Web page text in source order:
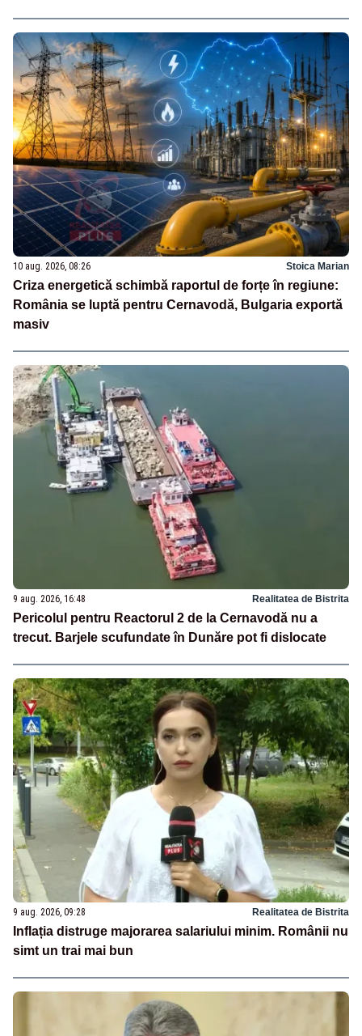
10 aug. 2026, 08:26 Stoica Marian
Criza energetică schimbă raportul de forțe în regiune:
România se luptă pentru Cernavodă, Bulgaria exportă
masiv
9 aug. 2026, 16:48 Realitatea de Bistrita
Pericolul pentru Reactorul 2 de la Cernavodă nu a
trecut. Barjele scufundate în Dunăre pot fi dislocate
9 aug. 2026, 09:28 Realitatea de Bistrita
Inflația distruge majorarea salariului minim. Românii nu
simt un trai mai bun